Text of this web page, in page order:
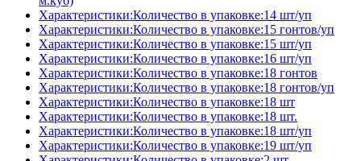
Характеристики:Количество в упаковке:14 шт/уп
Характеристики:Количество в упаковке:15 гонтов/уп
Характеристики:Количество в упаковке:15 шт/уп
Характеристики:Количество в упаковке:16 шт/уп
Характеристики:Количество в упаковке:18 гонтов
Характеристики:Количество в упаковке:18 гонтов/уп
Характеристики:Количество в упаковке:18 шт
Характеристики:Количество в упаковке:18 шт.
Характеристики:Количество в упаковке:18 шт/уп
Характеристики:Количество в упаковке:19 шт/уп